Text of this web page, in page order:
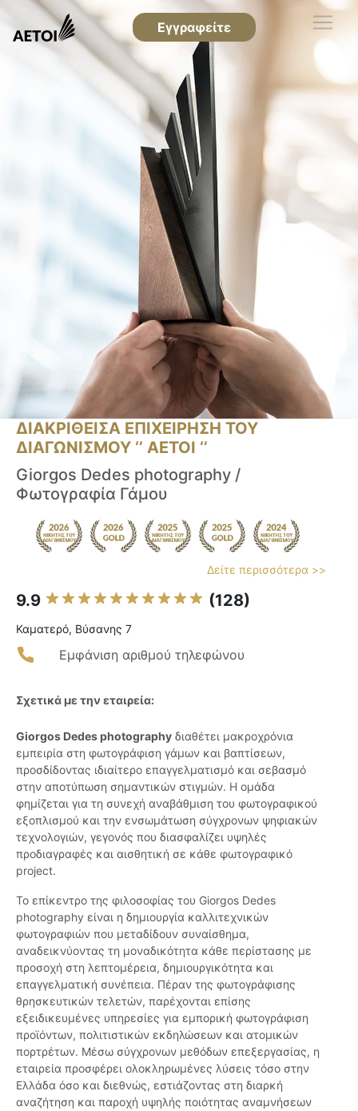
Εγγραφείτε
ΔΙΑΚΡΙΘΕΙΣΑ ΕΠΙΧΕΙΡΗΣΗ ΤΟΥ
ΔΙΑΓΩΝΙΣΜΟΥ ‘’ ΑΕΤΟΙ ‘’
Giorgos Dedes photography /
Φωτογραφία Γάμου
Δείτε περισσότερα >>
9.9 (128)
Καματερό, Βύσανης 7
Εμφάνιση αριθμού τηλεφώνου
Σχετικά με την εταιρεία:
Giorgos Dedes photography διαθέτει μακροχρόνια
εμπειρία στη φωτογράφιση γάμων και βαπτίσεων,
προσδίδοντας ιδιαίτερο επαγγελματισμό και σεβασμό
στην αποτύπωση σημαντικών στιγμών. Η ομάδα
φημίζεται για τη συνεχή αναβάθμιση του φωτογραφικού
εξοπλισμού και την ενσωμάτωση σύγχρονων ψηφιακών
τεχνολογιών, γεγονός που διασφαλίζει υψηλές
προδιαγραφές και αισθητική σε κάθε φωτογραφικό
project.
Το επίκεντρο της φιλοσοφίας του Giorgos Dedes
photography είναι η δημιουργία καλλιτεχνικών
φωτογραφιών που μεταδίδουν συναίσθημα,
αναδεικνύοντας τη μοναδικότητα κάθε περίστασης με
προσοχή στη λεπτομέρεια, δημιουργικότητα και
επαγγελματική συνέπεια. Πέραν της φωτογράφισης
θρησκευτικών τελετών, παρέχονται επίσης
εξειδικευμένες υπηρεσίες για εμπορική φωτογράφιση
προϊόντων, πολιτιστικών εκδηλώσεων και ατομικών
πορτρέτων. Μέσω σύγχρονων μεθόδων επεξεργασίας, η
εταιρεία προσφέρει ολοκληρωμένες λύσεις τόσο στην
Ελλάδα όσο και διεθνώς, εστιάζοντας στη διαρκή
αναζήτηση και παροχή υψηλής ποιότητας αναμνήσεων